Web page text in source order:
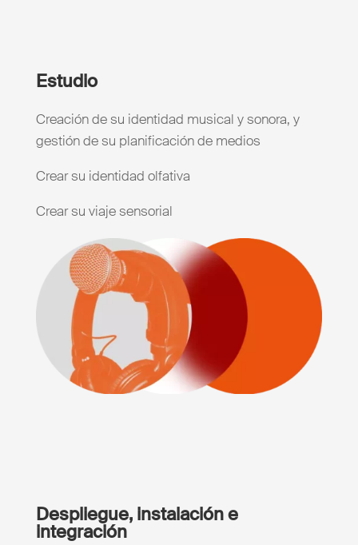
Estudio
Creación de su identidad musical y sonora, y
gestión de su planificación de medios
Crear su identidad olfativa
Crear su viaje sensorial
Despliegue, instalación e
integración